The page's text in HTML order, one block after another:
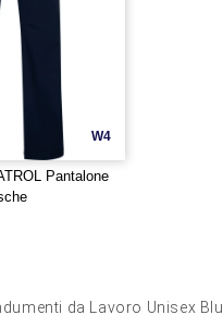
W4
Pantalone
da Lavoro Unisex Blu